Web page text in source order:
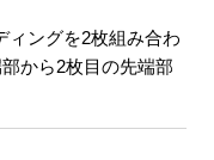
ィングを2枚組み合わ
から2枚目の先端部